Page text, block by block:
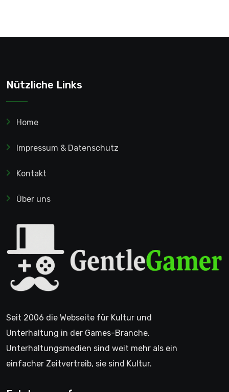
Nützliche Links
Home
Impressum & Datenschutz
Kontakt
Über uns
Seit 2006 die Webseite für Kultur und
Unterhaltung in der Games-Branche.
Unterhaltungsmedien sind weit mehr als ein
einfacher Zeitvertreib, sie sind Kultur.